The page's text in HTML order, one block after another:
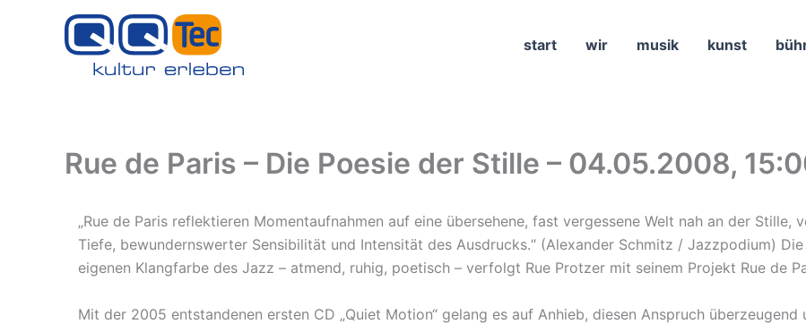
start wir musik kunst
Rue de Paris – Die Poesie der Stille – 04.05.2008,
„Rue de Paris reflektieren Momentaufnahmen auf eine übersehene, fast vergessene Welt nah an der Stille,
Tiefe, bewundernswerter Sensibilität und Intensität des Ausdrucks.“ (Alexander Schmitz / Jazzpodium)
eigenen Klangfarbe des Jazz – atmend, ruhig, poetisch – verfolgt Rue Protzer mit seinem Projekt Rue de
Mit der 2005 entstandenen ersten CD „Quiet Motion“ gelang es auf Anhieb, diesen Anspruch